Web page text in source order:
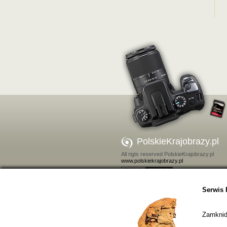
PolskieKrajobrazy.pl
All rigts reserved PolskieKrajobrazy.pl
www.polskiekrajobrazy.pl
Serwis